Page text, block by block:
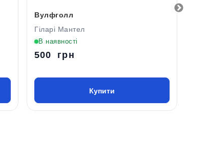
Вулфголл
Гіларі Мантел
В наявності
500 грн
Купити